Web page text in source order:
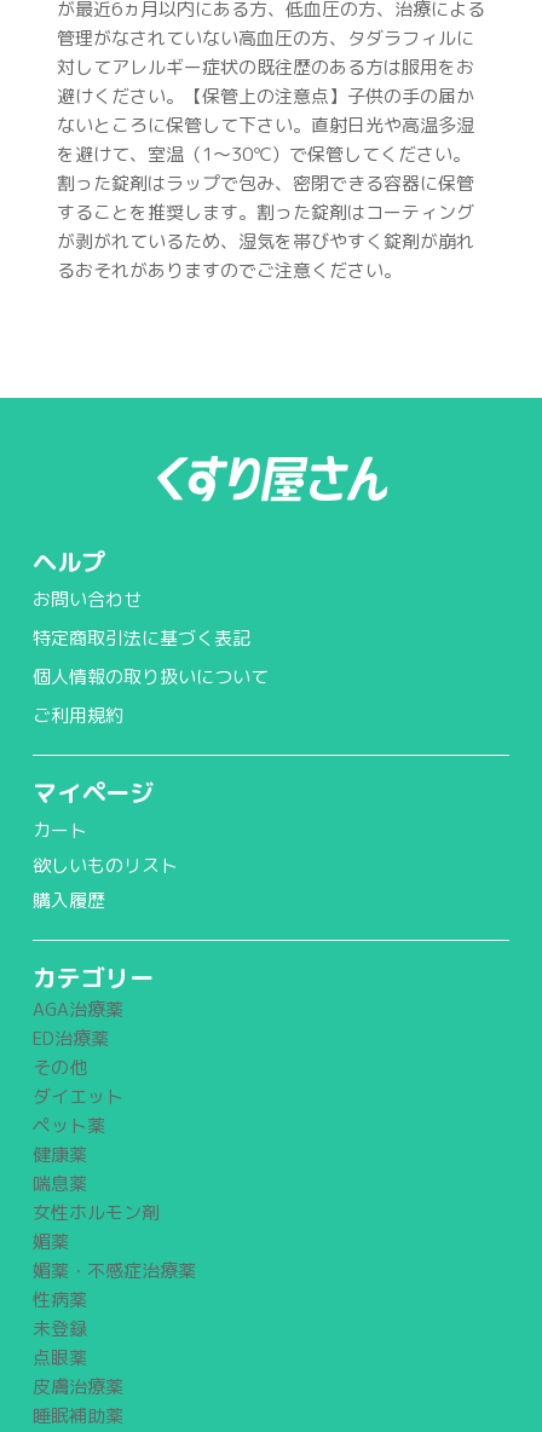
が最近6ヵ月以内にある方、低血圧の方、治療による
管理がなされていない高血圧の方、タダラフィルに
対してアレルギー症状の既往歴のある方は服用をお
避けください。【保管上の注意点】子供の手の届か
ないところに保管して下さい。直射日光や高温多湿
を避けて、室温（1～30℃）で保管してください。
割った錠剤はラップで包み、密閉できる容器に保管
することを推奨します。割った錠剤はコーティング
が剥がれているため、湿気を帯びやすく錠剤が崩れ
るおそれがありますのでご注意ください。
ヘルプ
お問い合わせ
特定商取引法に基づく表記
個人情報の取り扱いについて
ご利用規約
マイページ
カート
欲しいものリスト
購入履歴
カテゴリー
AGA治療薬
ED治療薬
その他
ダイエット
ペット薬
健康薬
喘息薬
女性ホルモン剤
媚薬
媚薬・不感症治療薬
性病薬
未登録
点眼薬
皮膚治療薬
睡眠補助薬